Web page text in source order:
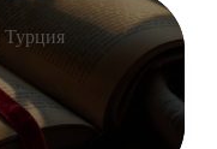
Турция